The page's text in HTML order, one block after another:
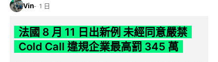
Vin 1 日
法國 8 月 11 日出新例 未經同意嚴禁
Cold Call 違規企業最高罰 345 萬